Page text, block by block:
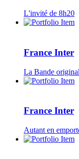
L'invité de 8h20
France Inter
La Bande
France Inter
Autant en